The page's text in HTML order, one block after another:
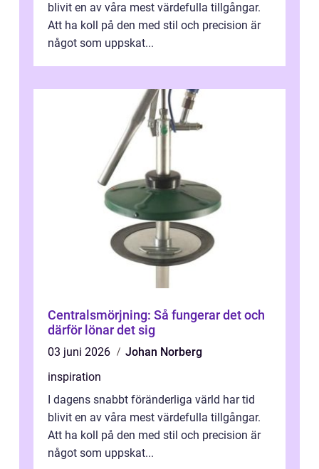
blivit en av våra mest värdefulla tillgångar.
Att ha koll på den med stil och precision är
något som uppskat...
Centralsmörjning: Så fungerar det och
därför lönar det sig
03 juni 2026
Johan Norberg
inspiration
I dagens snabbt föränderliga värld har tid
blivit en av våra mest värdefulla tillgångar.
Att ha koll på den med stil och precision är
något som uppskat...